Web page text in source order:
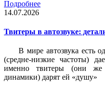
Подробнее
14.07.2026
Твитеры в автозвуке:
В мире автозвука есть
(средне-низкие частоты)
именно твитеры (они же
динамики) дарят ей «душу»